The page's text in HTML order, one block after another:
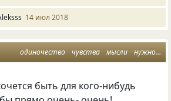
14 июл 2018
одиночество чувства мысли нужность
быть для кого-нибудь